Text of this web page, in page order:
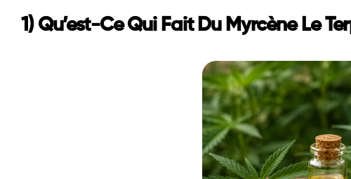
1) Qu’est-Ce Qui Fait Du Myrcène Le